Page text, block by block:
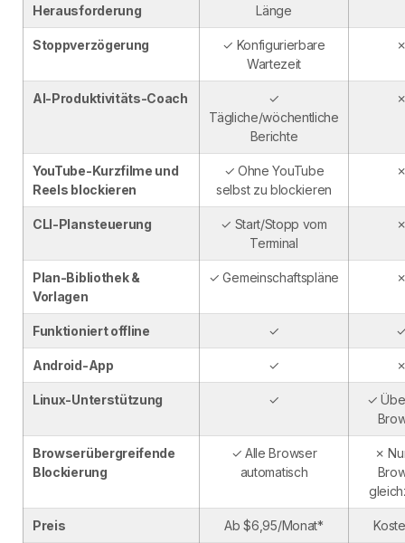
Herausforderung
Länge
Stoppverzögerung
✓ Konfigurierbare
Wartezeit
AI-Produktivitäts-Coach
✓
Tägliche/wöchentliche
Berichte
YouTube-Kurzfilme und
Reels blockieren
✓ Ohne YouTube
selbst zu blockieren
CLI-Plansteuerung
✓ Start/Stopp vom
Terminal
Plan-Bibliothek &
Vorlagen
✓ Gemeinschaftspläne
Funktioniert offline ✓
Android-App ✓
Linux-Unterstützung ✓
✓
Browserübergreifende
Blockierung
✓ Alle Browser
automatisch
✗
Preis Ab $6,95/Monat*